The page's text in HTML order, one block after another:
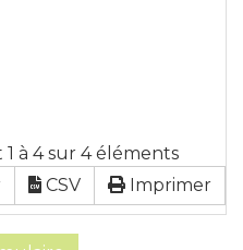
à 4 sur 4 éléments
CSV Imprimer